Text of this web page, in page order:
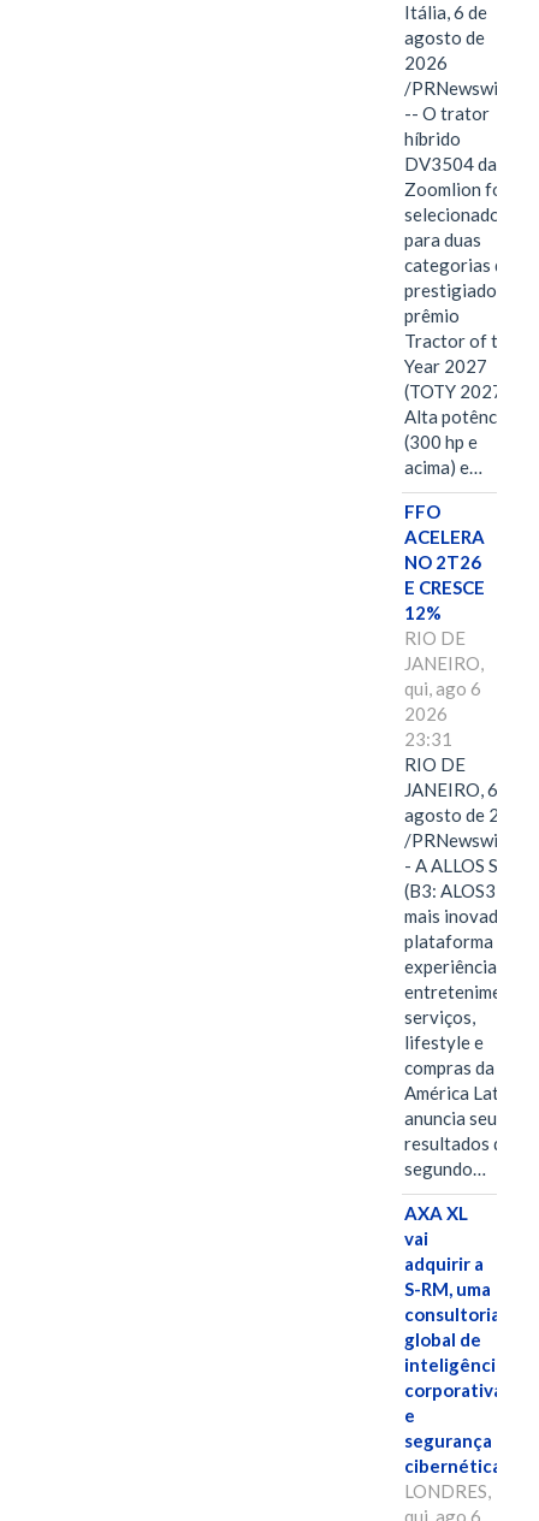
Itália, 6 de
agosto de
2026
/PRNewswire/
-- O trator
híbrido
DV3504 da
Zoomlion foi
selecionado
para duas
categorias do
prestigiado
prêmio
Tractor of the
Year 2027
(TOTY 2027:
Alta potência
(300 hp e
acima) e…
FFO
ACELERA
NO 2T26
E CRESCE
12%
RIO DE
JANEIRO,
qui, ago 6
2026
23:31
RIO DE
JANEIRO, 6 de
agosto de 2026
/PRNewswire/ -
- A ALLOS S.A.
(B3: ALOS3), a
mais inovadora
plataforma de
experiências,
entretenimento,
serviços,
lifestyle e
compras da
América Latina
anuncia seus
resultados do
segundo…
AXA XL
vai
adquirir a
S-RM, uma
consultoria
global de
inteligência
corporativa
e
segurança
cibernética
LONDRES,
qui, ago 6